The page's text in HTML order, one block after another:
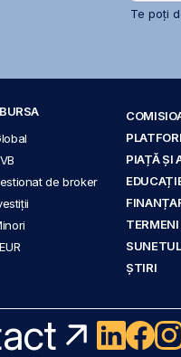
Te poți
de broker
PIAȚĂ ȘI
TERMENI
ȘTIRI